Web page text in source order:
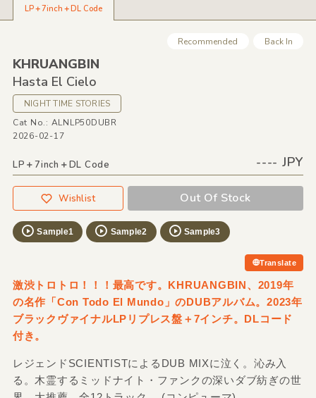
LP＋7inch＋DL Code
Recommended Back In
KHRUANGBIN
Hasta El Cielo
NIGHT TIME STORIES
Cat No.: ALNLP50DUBR
2026-02-17
LP＋7inch＋DL Code ---- JPY
Wishlist Out Of Stock
Sample1 Sample2 Sample3
Translate
激渋トロトロ！！！最高です。KHRUANGBIN、2019年
の名作「Con Todo El Mundo」のDUBアルバム。2023年
ブラックヴァイナルLPリプレス盤＋7インチ。DLコード
付き。
レジェンドSCIENTISTによるDUB MIXに泣く。沁み入
る。木霊するミッドナイト・ファンクの深いダブ紡ぎの世